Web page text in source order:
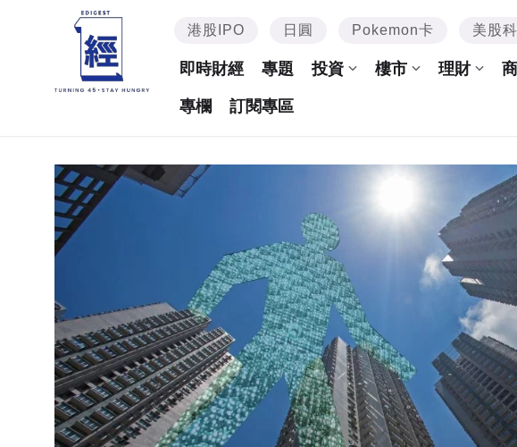
港股IPO 日圓 Pokemon卡 美股
即時財經 專題 投資 樓市 理財
專欄 訂閱專區